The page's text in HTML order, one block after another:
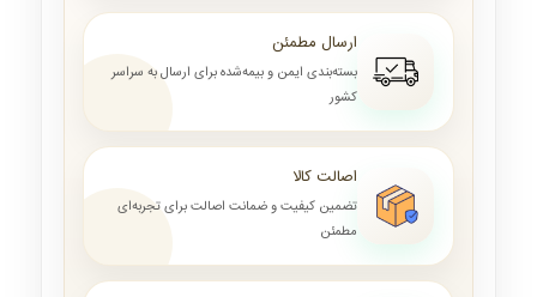
ارسال مطمئن
بسته‌بندی ایمن و بیمه‌شده برای ارسال به سراسر
کشور
اصالت کالا
تضمین کیفیت و ضمانت اصالت برای تجربه‌ای
مطمئن